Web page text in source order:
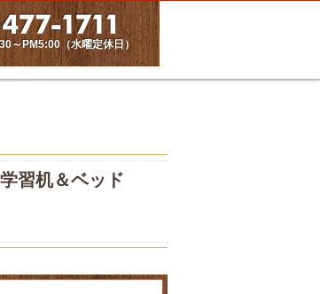
～PM5:00（水曜定休日）
習机＆ベッド